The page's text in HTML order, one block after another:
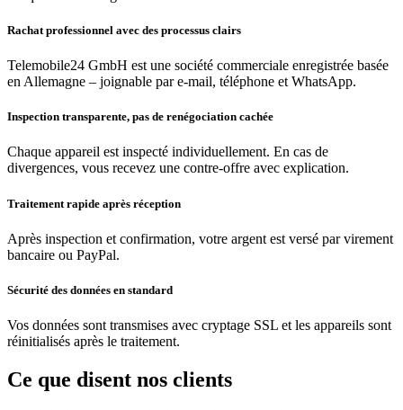
Rachat professionnel avec des processus clairs
Telemobile24 GmbH est une société commerciale enregistrée basée
en Allemagne – joignable par e-mail, téléphone et WhatsApp.
Inspection transparente, pas de renégociation cachée
Chaque appareil est inspecté individuellement. En cas de
divergences, vous recevez une contre-offre avec explication.
Traitement rapide après réception
Après inspection et confirmation, votre argent est versé par virement
bancaire ou PayPal.
Sécurité des données en standard
Vos données sont transmises avec cryptage SSL et les appareils sont
réinitialisés après le traitement.
Ce que disent nos clients